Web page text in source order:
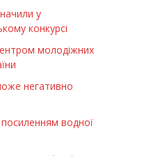
у
конкурсі
молодіжних
негативно
водної